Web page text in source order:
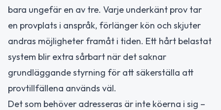
bara ungefär en av tre. Varje underkänt prov tar
en provplats i anspråk, förlänger kön och skjuter
andras möjligheter framåt i tiden. Ett hårt belastat
system blir extra sårbart när det saknar
grundläggande styrning för att säkerställa att
provtillfällena används väl.
Det som behöver adresseras är inte köerna i sig –